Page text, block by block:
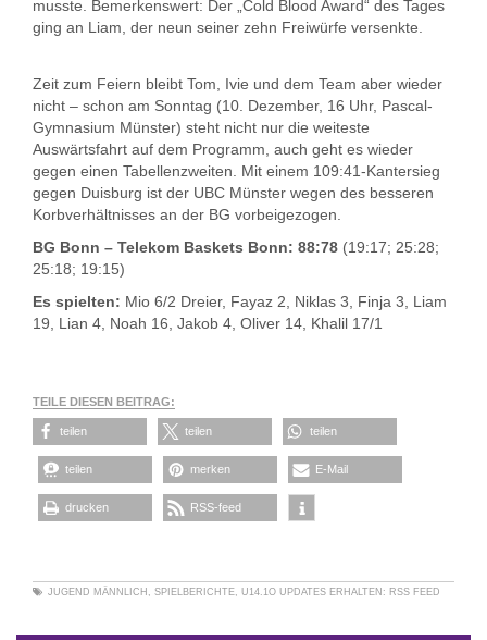
musste. Bemerkenswert: Der „Cold Blood Award“ des Tages
ging an Liam, der neun seiner zehn Freiwürfe versenkte.
Zeit zum Feiern bleibt Tom, Ivie und dem Team aber wieder
nicht – schon am Sonntag (10. Dezember, 16 Uhr, Pascal-
Gymnasium Münster) steht nicht nur die weiteste
Auswärtsfahrt auf dem Programm, auch geht es wieder
gegen einen Tabellenzweiten. Mit einem 109:41-Kantersieg
gegen Duisburg ist der UBC Münster wegen des besseren
Korbverhältnisses an der BG vorbeigezogen.
BG Bonn – Telekom Baskets Bonn: 88:78 (19:17; 25:28;
25:18; 19:15)
Es spielten: Mio 6/2 Dreier, Fayaz 2, Niklas 3, Finja 3, Liam
19, Lian 4, Noah 16, Jakob 4, Oliver 14, Khalil 17/1
TEILE DIESEN BEITRAG:
teilen teilen teilen
teilen merken E-Mail
drucken RSS-feed
JUGEND MÄNNLICH , SPIELBERICHTE, U14.1O UPDATES ERHALTEN: RSS FEED